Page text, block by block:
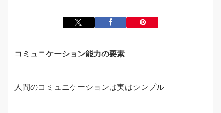
コミュニケーション能力の要素
人間のコミュニケーションは実はシンプル